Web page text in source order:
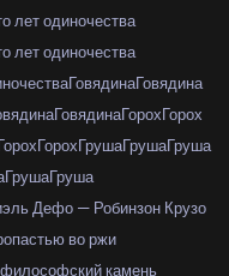
лет одиночества
лет одиночества
ГовядинаГовядина
ГовядинаГорохГорох
ГорохГрушаГрушаГруша
ГрушаГруша
Дефо — Робинзон Крузо
во ржи
камень